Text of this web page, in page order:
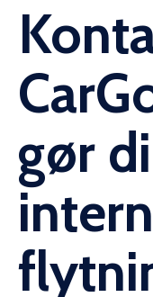
gør